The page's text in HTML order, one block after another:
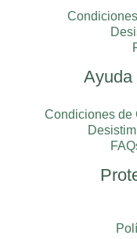
Ayuda
Condiciones de